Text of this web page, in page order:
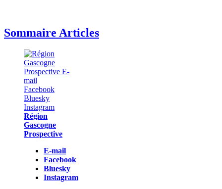
Sommaire Articles
Région
Gascogne
Prospective
E-mail
Facebook
Bluesky
Instagram